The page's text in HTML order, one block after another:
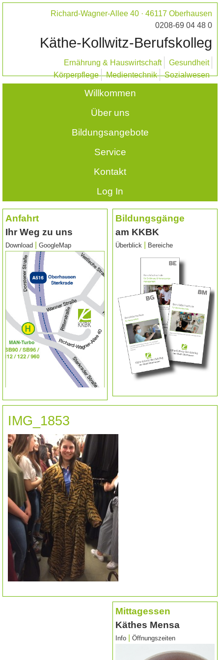
Richard-Wagner-Allee 40 · 46117 Oberhausen
0208-69 04 48 0
Käthe-Kollwitz-Berufskolleg
Ernährung & Hauswirtschaft
Gesundheit
Körperpflege
Medientechnik Sozialwesen
Willkommen
Über uns
Bildungsangebote
Service
Kontakt
Log In
Anfahrt
Ihr Weg zu uns
Download GoogleMap
Bildungsgänge
am KKBK
Überblick Bereiche
IMG_1853
Mittagessen
Käthes Mensa
Info Öffnungszeiten